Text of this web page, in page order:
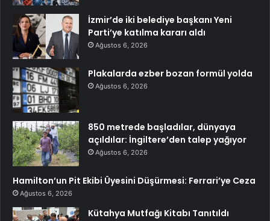
İzmir’de iki belediye başkanı Yeni
Parti’ye katılma kararı aldı
Ağustos 6, 2026
Plakalarda ezber bozan formül yolda
Ağustos 6, 2026
850 metrede başladılar, dünyaya
açıldılar: İngiltere’den talep yağıyor
Ağustos 6, 2026
Hamilton’un Pit Ekibi Üyesini Düşürmesi: Ferrari’ye Ceza
Ağustos 6, 2026
Kütahya Mutfağı Kitabı Tanıtıldı